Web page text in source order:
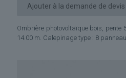
Ajouter à la demande de devis
Ombrière photovoltaïque bois, pente
14.00 m. Calepinage type : 8